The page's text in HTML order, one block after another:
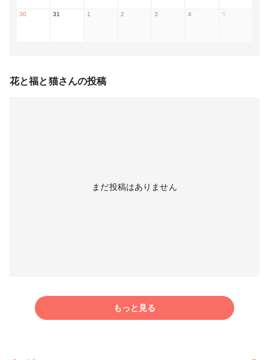
30 31 1 2 3 4 5
花と福と猫さんの投稿
まだ投稿はありません
もっと見る